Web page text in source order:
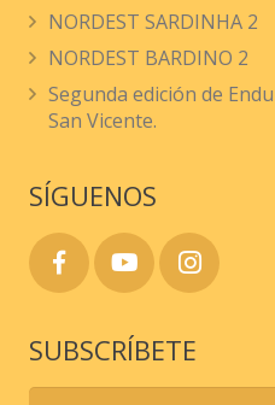
NORDEST SARDINHA 2
NORDEST BARDINO 2
Segunda edición de
San Vicente.
SÍGUENOS
SUBSCRÍBETE